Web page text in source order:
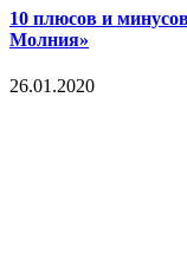
10 плюсов и
Молния»
26.01.2020